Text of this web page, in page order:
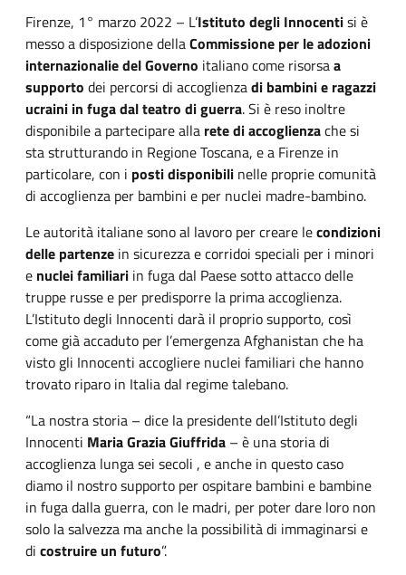
Firenze, 1° marzo 2022 – L’Istituto degli Innocentisi è
messo a disposizione dellaCommissione per le adozioni
internazionalie del Governo italiano come risorsaa
supporto dei percorsi di accoglienzadi bambini e ragazzi
ucraini in fuga dal teatro di guerra. Si è reso inoltre
disponibile a partecipare alla rete di accoglienzache si
sta strutturando in Regione Toscana, e a Firenze in
particolare, con i posti disponibili nelle proprie comunità
di accoglienza per bambini e per nuclei madre-bambino.
Le autorità italiane sono al lavoro per creare lecondizioni
delle partenze in sicurezza e corridoi speciali per i minori
e nuclei familiari in fuga dal Paese sotto attacco delle
truppe russe e per predisporre la prima accoglienza.
L’Istituto degli Innocenti darà il proprio supporto, così
come già accaduto per l’emergenza Afghanistan che ha
visto gli Innocenti accogliere nuclei familiari che hanno
trovato riparo in Italia dal regime talebano.
“La nostra storia – dice la presidente dell’Istituto degli
Innocenti Maria Grazia Giuffrida – è una storia di
accoglienza lunga sei secoli , e anche in questo caso
diamo il nostro supporto per ospitare bambini e bambine
in fuga dalla guerra, con le madri, per poter dare loro non
solo la salvezza ma anche la possibilità di immaginarsi e
di costruire un futuro”.